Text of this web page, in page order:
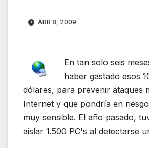
ABR 8, 2009
En tan solo seis
haber gastado esos
dólares, para prevenir ataques
Internet y que pondría en
muy sensible. El año pasado,
aislar 1.500 PC's al detectarse